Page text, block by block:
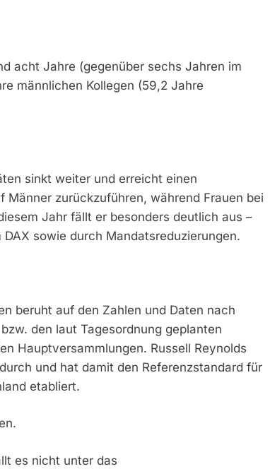
acht Jahre (gegenüber sechs Jahren im
männlichen Kollegen (59,2 Jahre
sinkt weiter und erreicht einen
zurückzuführen, während Frauen bei
Jahr fällt er besonders deutlich aus –
sowie durch Mandatsreduzierungen.
beruht auf den Zahlen und Daten nach
den laut Tagesordnung geplanten
Hauptversammlungen. Russell Reynolds
und hat damit den Referenzstandard für
etabliert.
es nicht unter das